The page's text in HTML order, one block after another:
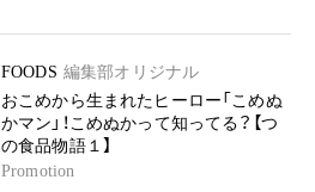
FOODS 編集部オリジナル
おこめから生まれたヒーロー「こめぬ
かマン」！こめぬかって知ってる？【つ
の食品物語１】
Promotion